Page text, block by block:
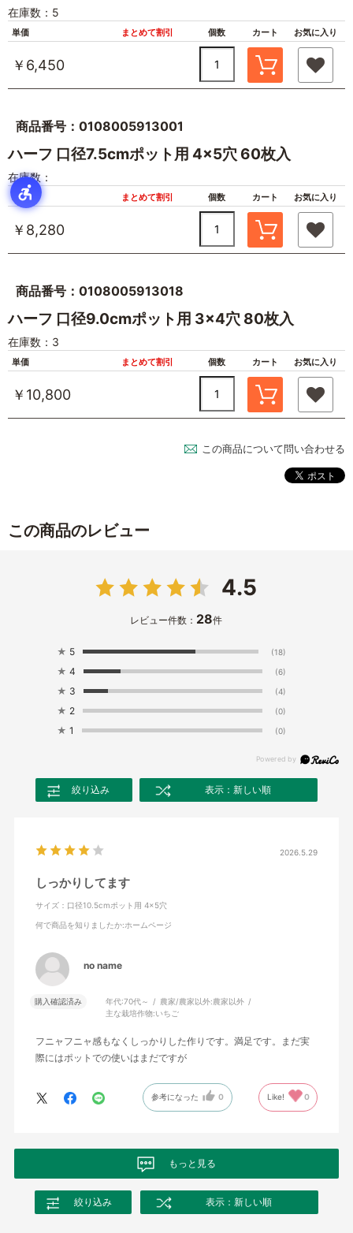
在庫数：5
単価 まとめて割引 個数 カート お気に入り
￥6,450
商品番号：0108005913001
ハーフ 口径7.5cmポット用 4×5穴 60枚入
在庫数：
単価 まとめて割引 個数 カート お気に入り
￥8,280
商品番号：0108005913018
ハーフ 口径9.0cmポット用 3×4穴 80枚入
在庫数：3
単価 まとめて割引 個数 カート お気に入り
￥10,800
この商品について問い合わせる
この商品のレビュー
4.5
レビュー件数： 28件
★ 5 (18)
★ 4 (6)
★ 3 (4)
★ 2 (0)
★ 1 (0)
絞り込み 表示：新しい順
2026.5.29
しっかりしてます
サイズ：口径10.5cmポット用 4×5穴
何で商品を知りましたか:ホームページ
no name
購入確認済み 年代:70代～ 農家/農家以外:農家以外
主な栽培作物:いちご
フニャフニャ感もなくしっかりした作りです。満足です。まだ実
際にはポットでの使いはまだですが
参考になった 0 Like! 0
もっと見る
絞り込み 表示：新しい順